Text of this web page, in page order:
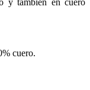
cuero.